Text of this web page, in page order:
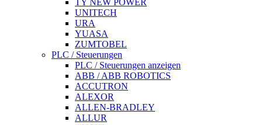
UNITECH
URA
YUASA
ZUMTOBEL
PLC / Steuerungen
PLC / Steuerungen anzeigen
ABB / ABB ROBOTICS
ACCUTRON
ALEXOR
ALLEN-BRADLEY
ALLUR